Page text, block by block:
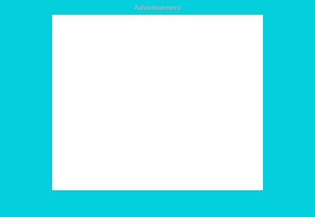
Advertisement